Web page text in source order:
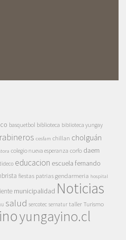
basquetbol biblioteca biblioteca yungay
cesfam chillan cholguán
colegio nueva esperanza corfo daem
educacion escuela fernando
fiestas patrias gendarmeria hospital
municipalidad Noticias
salud sercotec sernatur taller Turismo
yungayino.cl